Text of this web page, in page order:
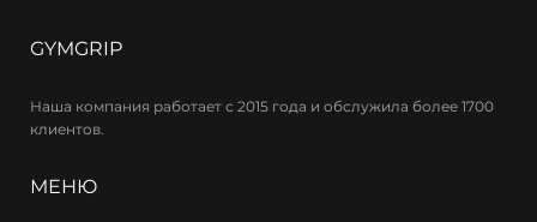
GYMGRIP
Наша компания работает с 2015 года и обслужила более 1700
клиентов.
МЕНЮ